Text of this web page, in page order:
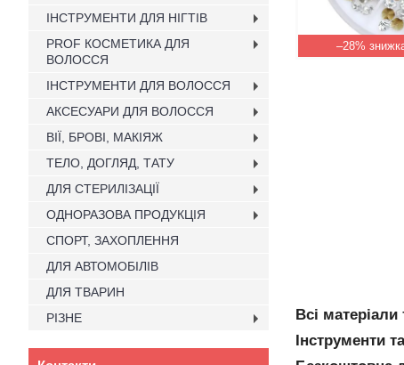
–28%
Всі
Інструменти
ІНСТРУМЕНТИ ДЛЯ НІГТІВ
PROF КОСМЕТИКА ДЛЯ
ВОЛОССЯ
ІНСТРУМЕНТИ ДЛЯ ВОЛОССЯ
АКСЕСУАРИ ДЛЯ ВОЛОССЯ
ВІЇ, БРОВІ, МАКІЯЖ
ТЕЛО, ДОГЛЯД, ТАТУ
ДЛЯ СТЕРИЛІЗАЦІЇ
ОДНОРАЗОВА ПРОДУКЦІЯ
СПОРТ, ЗАХОПЛЕННЯ
ДЛЯ АВТОМОБІЛІВ
ДЛЯ ТВАРИН
РІЗНЕ